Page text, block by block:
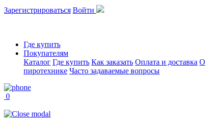
Зарегистрироваться Войти
Где купить
Покупателям
Каталог Где купить Как заказать Оплата и доставка О
пиротехнике Часто задаваемые вопросы
0